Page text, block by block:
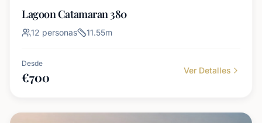
Lagoon Catamaran 380
12 personas 11.55m
Desde
€700 Ver Detalles